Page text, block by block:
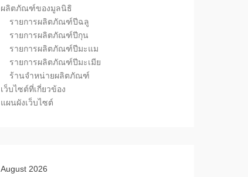
ผลิตภัณฑ์ของมูลนิธิ
รายการผลิตภัณฑ์ปีฉลู
รายการผลิตภัณฑ์ปีกุน
รายการผลิตภัณฑ์ปีมะแม
รายการผลิตภัณฑ์ปีมะเมีย
ร้านจำหน่ายผลิตภัณฑ์
เว็บไซต์ที่เกี่ยวข้อง
แผนผังเว็บไซต์
August 2026